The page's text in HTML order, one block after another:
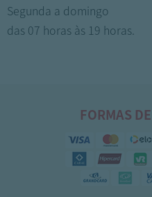
Segunda a domingo
das 07 horas às 19 horas.
FORMAS